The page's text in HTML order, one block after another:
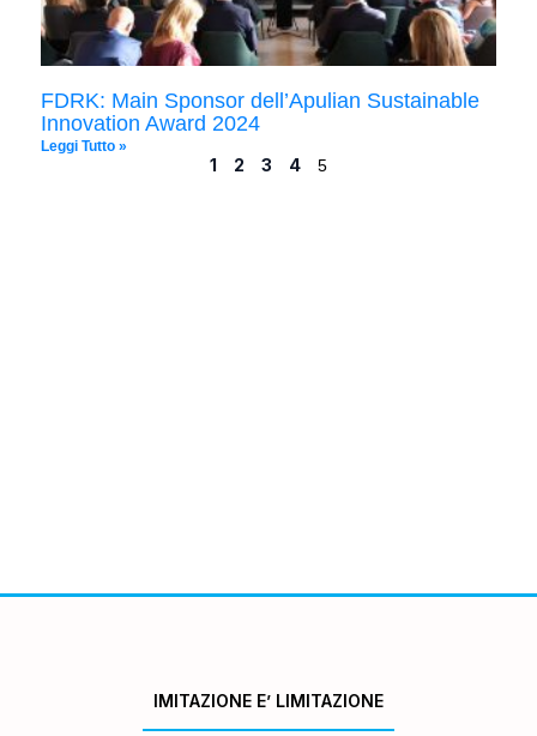
FDRK: Main Sponsor dell’Apulian Sustainable
Innovation Award 2024
Leggi Tutto »
1 2 3 4 5
IMITAZIONE E’ LIMITAZIONE